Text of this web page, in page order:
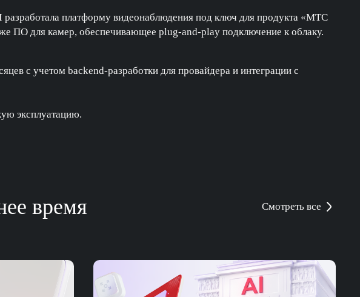
разработала платформу видеонаблюдения под ключ для продукта «МТС
ПО для камер, обеспечивающее plug-and-play подключение к облаку.
с учетом backend-разработки для провайдера и интеграции с
эксплуатацию.
время Смотреть все